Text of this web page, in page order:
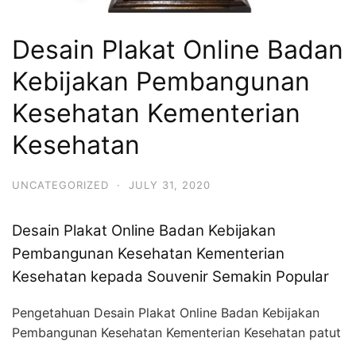
Desain Plakat Online Badan
Kebijakan Pembangunan
Kesehatan Kementerian
Kesehatan
UNCATEGORIZED · JULY 31, 2020
Desain Plakat Online Badan Kebijakan
Pembangunan Kesehatan Kementerian
Kesehatan kepada Souvenir Semakin Popular
Pengetahuan Desain Plakat Online Badan Kebijakan
Pembangunan Kesehatan Kementerian Kesehatan patut